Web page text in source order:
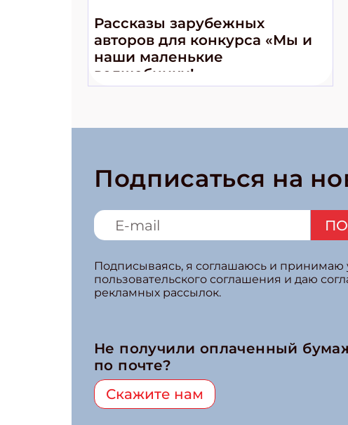
Рассказы зарубежных
авторов для конкурса «Мы и
наши маленькие
волшебники!»
Подписаться на
Подписываясь, я соглашаюсь и принимаю
пользовательского соглашения и даю
рекламных рассылок.
Не получили оплаченный
по почте?
Скажите нам